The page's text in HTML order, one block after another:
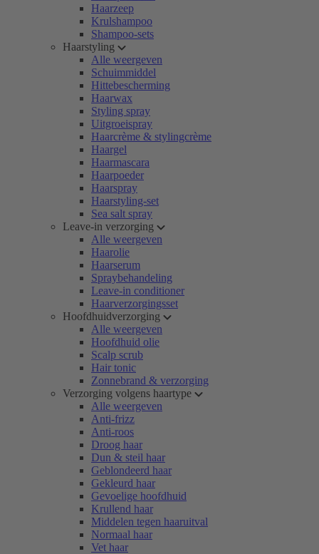
Haarzeep
Krulshampoo
Shampoo-sets
Haarstyling
Alle weergeven
Schuimmiddel
Hittebescherming
Haarwax
Styling spray
Uitgroeispray
Haarcrème & stylingcrème
Haargel
Haarmascara
Haarpoeder
Haarspray
Haarstyling-set
Sea salt spray
Leave-in verzorging
Alle weergeven
Haarolie
Haarserum
Spraybehandeling
Leave-in conditioner
Haarverzorgingsset
Hoofdhuidverzorging
Alle weergeven
Hoofdhuid olie
Scalp scrub
Hair tonic
Zonnebrand & verzorging
Verzorging volgens haartype
Alle weergeven
Anti-frizz
Anti-roos
Droog haar
Dun & steil haar
Geblondeerd haar
Gekleurd haar
Gevoelige hoofdhuid
Krullend haar
Middelen tegen haaruitval
Normaal haar
Vet haar